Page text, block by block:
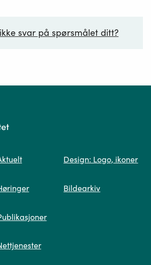
svar på spørsmålet ditt?
vår mest relevante
Design: Logo, ikoner
Bildearkiv